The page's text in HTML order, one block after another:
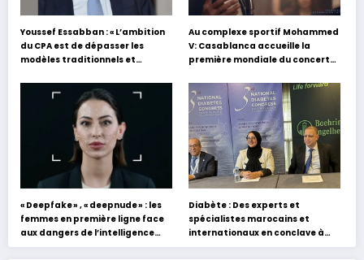
Youssef Essabban : « L’ambition
du CPA est de dépasser les
modèles traditionnels et
s’appuyant sur le partage des
expériences »
Au complexe sportif Mohammed
V: Casablanca accueille la
première mondiale du concert
« Deepfake » , « deepnude » : les
femmes en première ligne face
aux dangers de l’intelligence
artificielle
Diabète : Des experts et
spécialistes marocains et
internationaux en conclave à
Tanger